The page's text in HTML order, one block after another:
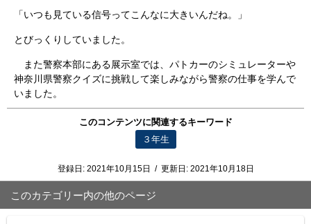
「いつも見ている信号ってこんなに大きいんだね。」
とびっくりしていました。
また警察本部にある展示室では、パトカーのシミュレーターや
神奈川県警察クイズに挑戦して楽しみながら警察の仕事を学んで
いました。
このコンテンツに関連するキーワード
３年生
登録日: 2021年10月15日 / 更新日: 2021年10月18日
このカテゴリー内の他のページ